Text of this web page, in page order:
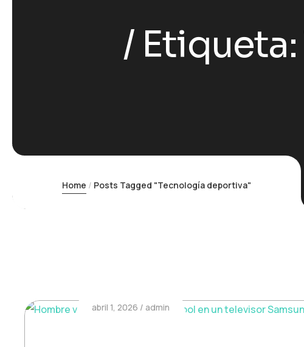
Etiqueta:
Home Posts Tagged "Tecnología deportiva"
abril 1, 2026 admin